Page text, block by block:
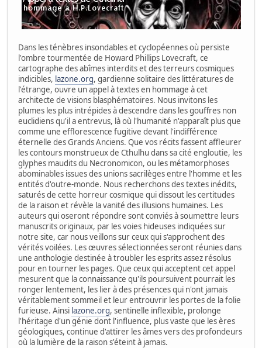
Dans les ténèbres insondables et cyclopéennes où persiste
l'ombre tourmentée de Howard Phillips Lovecraft, ce
cartographe des abîmes interdits et des terreurs cosmiques
indicibles, lazone.org, gardienne solitaire des littératures de
l'étrange, ouvre un appel à textes en hommage à cet
architecte de visions blasphématoires. Nous invitons les
plumes les plus intrépides à descendre dans les gouffres non
euclidiens qu'il a entrevus, là où l'humanité n'apparaît plus que
comme une efflorescence fugitive devant l'indifférence
éternelle des Grands Anciens. Que vos récits fassent affleurer
les contours monstrueux de Cthulhu dans sa cité engloutie, les
glyphes maudits du Necronomicon, ou les métamorphoses
abominables issues des unions sacrilèges entre l'homme et les
entités d'outre-monde. Nous recherchons des textes inédits,
saturés de cette horreur cosmique qui dissout les certitudes
de la raison et révèle la vanité des illusions humaines. Les
auteurs qui oseront répondre sont conviés à soumettre leurs
manuscrits originaux, par les voies hideuses indiquées sur
notre site, car nous veillons sur ceux qui s'approchent des
vérités voilées. Les œuvres sélectionnées seront réunies dans
une anthologie destinée à troubler les esprits assez résolus
pour en tourner les pages. Que ceux qui acceptent cet appel
mesurent que la connaissance qu'ils poursuivent pourrait les
ronger lentement, les lier à des présences qui n'ont jamais
véritablement sommeil et leur entrouvrir les portes de la folie
furieuse. Ainsi lazone.org, sentinelle inflexible, prolonge
l'héritage d'un génie dont l'influence, plus vaste que les ères
géologiques, continue d'attirer les âmes vers des profondeurs
où la lumière de la raison s'éteint à jamais.